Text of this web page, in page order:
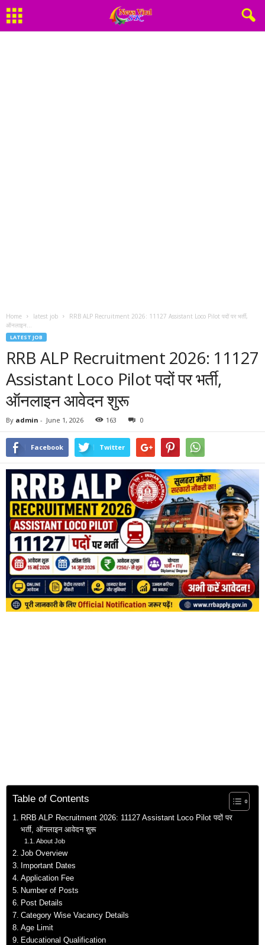
Home latest job
RRB ALP Recruitment 2026: 11127 Assistant Loco Pilot पदों पर भर्ती,
ऑनलाइन...
LATEST JOB
RRB ALP Recruitment 2026: 11127
Assistant Loco Pilot पदों पर भर्ती,
ऑनलाइन आवेदन शुरू
By admin - June 1, 2026 163 0
Facebook Twitter
Table of Contents
RRB ALP Recruitment 2026: 11127 Assistant Loco Pilot पदों पर
भर्ती, ऑनलाइन आवेदन शुरू
About Job
Job Overview
Important Dates
Application Fee
Number of Posts
Post Details
Category Wise Vacancy Details
Age Limit
Educational Qualification